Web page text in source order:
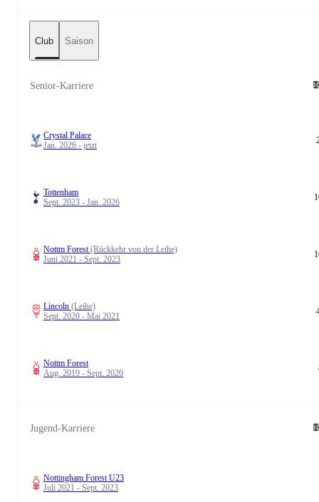
Club Saison
Senior-Karriere
Crystal Palace
Jan. 2026 - jetzt
Tottenham
Sept. 2023 - Jan. 2026
Nottm Forest(Rückkehr von der Leihe)
Juni 2021 - Sept. 2023
Lincoln (Leihe)
Sept. 2020 - Mai 2021
Nottm Forest
Aug. 2019 - Sept. 2020
Jugend-Karriere
Nottingham Forest U23
Juli 2021 - Sept. 2023